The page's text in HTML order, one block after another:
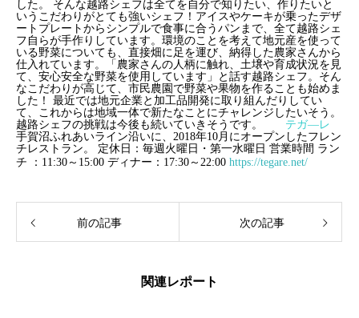
した。
そんな越路シェフは全てを自分で知りたい、作りたいと
いうこだわりがとても強いシェフ！アイスやケーキが乗ったデザ
ートプレートからシンプルで食事に合うパンまで、全て越路シェ
フ自らが手作りしています。環境のことを考えて地元産を使って
いる野菜についても、直接畑に足を運び、納得した農家さんから
仕入れています。「農家さんの人柄に触れ、土壌や育成状況を見
て、安心安全な野菜を使用しています」と話す越路シェフ。そん
なこだわりが高じて、市民農園で野菜や果物を作ることも始めま
した！
最近では地元企業と加工品開発に取り組んだりしてい
て、これからは地域一体で新たなことにチャレンジしたいそう。
越路シェフの挑戦は今後も続いていきそうです。
テガ―レ
手賀沼ふれあいライン沿いに、2018年10月にオープンしたフレン
チレストラン。
定休日：毎週火曜日・第一水曜日 営業時間 ラン
チ ：11:30～15:00 ディナー：17:30～22:00 https://tegare.net/
前の記事 次の記事
関連レポート